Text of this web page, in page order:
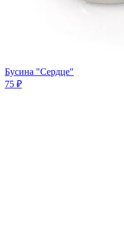
Бусина "Сердце"
75 ₽